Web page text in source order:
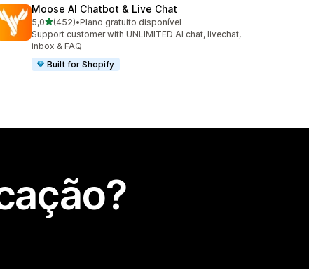
Moose AI Chatbot & Live Chat
5,0de 5 estrelas
(452)
452 total de avaliações
•Plano gratuito disponível
Support customer with UNLIMITED AI chat, livechat,
inbox & FAQ
Built for Shopify